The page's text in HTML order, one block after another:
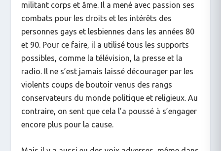
militant corps et âme. Il a mené avec passion ses
combats pour les droits et les intérêts des
personnes gays et lesbiennes dans les années 80
et 90. Pour ce faire, il a utilisé tous les supports
possibles, comme la télévision, la presse et la
radio. Il ne s’est jamais laissé décourager par les
violents coups de boutoir venus des rangs
conservateurs du monde politique et religieux. Au
contraire, on sent que cela l’a poussé à s’engager
encore plus pour la cause.